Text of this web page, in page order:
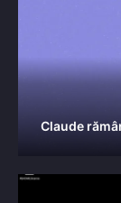
Claude